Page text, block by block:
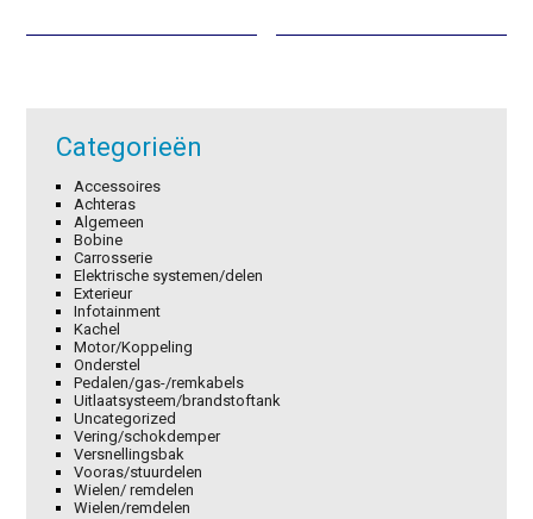
€3,16. €2,21.
€0,93. €0,65.
Categorieën
Accessoires
Achteras
Algemeen
Bobine
Carrosserie
Elektrische systemen/delen
Exterieur
Infotainment
Kachel
Motor/Koppeling
Onderstel
Pedalen/gas-/remkabels
Uitlaatsysteem/brandstoftank
Uncategorized
Vering/schokdemper
Versnellingsbak
Vooras/stuurdelen
Wielen/ remdelen
Wielen/remdelen